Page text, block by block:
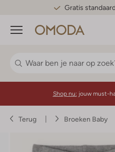
Gratis
Menu
Shop nu: jouw must-
Terug Broeken Baby